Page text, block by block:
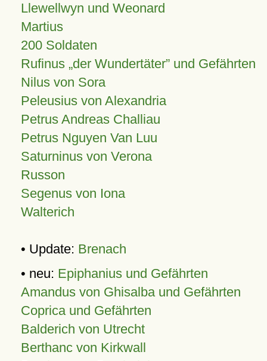
Llewellwyn und Weonard
Martius
200 Soldaten
Rufinus „der Wundertäter” und Gefährten
Nilus von Sora
Peleusius von Alexandria
Petrus Andreas Challiau
Petrus Nguyen Van Luu
Saturninus von Verona
Russon
Segenus von Iona
Walterich
• Update: Brenach
• neu: Epiphanius und Gefährten
Amandus von Ghisalba und Gefährten
Coprica und Gefährten
Balderich von Utrecht
Berthanc von Kirkwall